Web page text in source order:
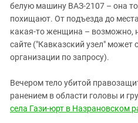
белую машину ВАЗ-2107 – она
похищают. От подъезда до
какая-то женщина – возможно,
сайте ("Кавказский узел" может
организации по запросу).
Вечером тело убитой
ранением в области головы и
села Гази-юрт в Назрановском